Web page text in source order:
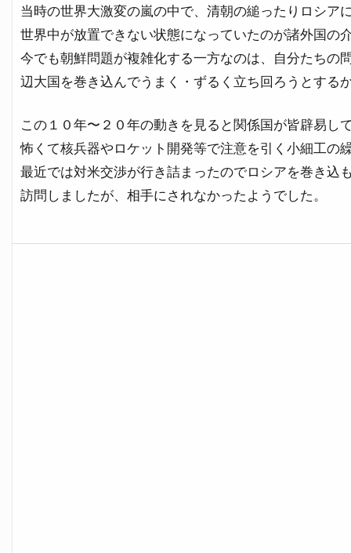
当時の世界大激変の嵐の中で、清朝の縋ったりロシア
世界中が放置できない状態になっていたのが諸外国の
今でも朝鮮問題が複雑化する一方なのは、自分たちの
辺大国を巻き込んでうまく・ずるく立ち回ろうとする
この１０年〜２０年の動きを見ると関係国が皆辟易し
怖くて核兵器やロケット開発等で注意を引く小細工の
最近では対米交渉が行き詰まったのでロシアを巻き込
訪問しましたが、相手にされなかったようでした。